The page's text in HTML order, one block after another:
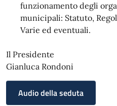
funzionamento degli
municipali: Statuto,
Varie ed
Il Presidente
Gianluca Rondoni
Audio della seduta